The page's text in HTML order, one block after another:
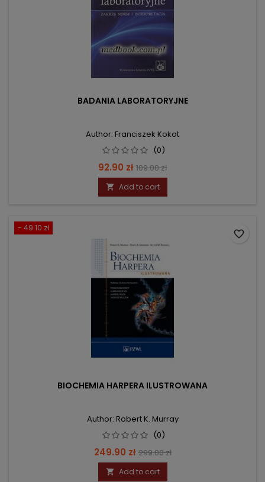
BADANIA LABORATORYJNE
Author: Franciszek Kokot
(0)
Price
92.90 zł Regular
price
109.00 zł
 Add to cart
- 49.10 zł
BIOCHEMIA HARPERA ILUSTROWANA
Author: Robert K. Murray
(0)
Price
249.90 zł Regular
price
299.00 zł
 Add to cart
favorite_border